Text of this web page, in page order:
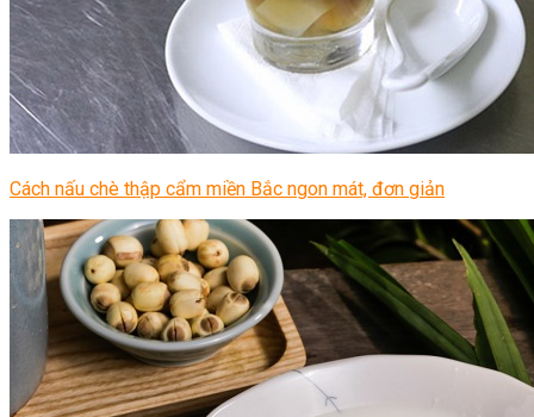
Cách nấu chè thập cẩm miền Bắc ngon mát, đơn giản